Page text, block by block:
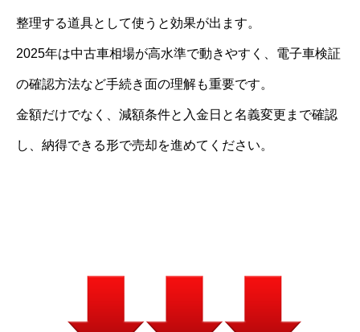
整理する道具として使うと効果が出ます。
2025年は中古車相場が高水準で動きやすく、電子車検証
の確認方法など手続き面の理解も重要です。
金額だけでなく、減額条件と入金日と名義変更まで確認
し、納得できる形で売却を進めてください。